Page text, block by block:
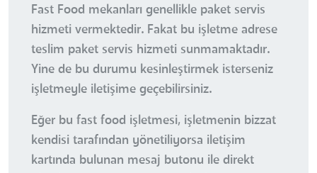
Fast Food mekanları genellikle paket servis
hizmeti vermektedir. Fakat bu işletme adrese
teslim paket servis hizmeti sunmamaktadır.
Yine de bu durumu kesinleştirmek isterseniz
işletmeyle iletişime geçebilirsiniz.
Eğer bu fast food işletmesi, işletmenin bizzat
kendisi tarafından yönetiliyorsa iletişim
kartında bulunan mesaj butonu ile direkt